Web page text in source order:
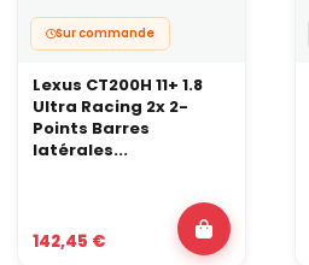
Sur commande
Lexus CT200H 11+ 1.8
Ultra Racing 2x 2-
Points Barres
latérales...
142,45 €